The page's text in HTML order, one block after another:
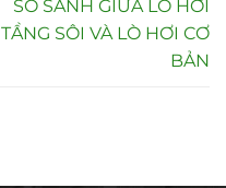
SO SÁNH GIỮA LÒ HƠI
TẦNG SÔI VÀ LÒ HƠI CƠ
BẢN